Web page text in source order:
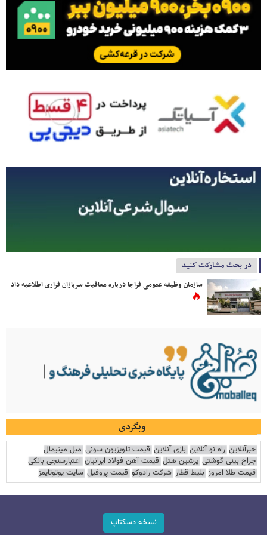
در بحث مشارکت کنید
سازمان وظیفه عمومی فراجا درباره معافیت سربازان فراری اطلاعیه داد
وبگردی
خبرآنلاین راه نو آنلاین بازی آنلاین قیمت تلویزیون سونی مبل مینیمال
جراح بینی گوشتی پرشین هتل قیمت آهن فولاد ایرانیان اعتبارسنجی بانکی
قیمت طلا امروز بلیط قطار شرکت رادوکو قیمت پروفیل سایت یوتوتایمز
نسخه دسکتاپ